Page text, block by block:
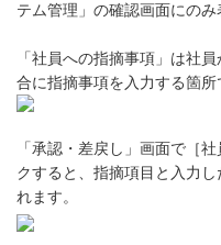
テム管理」の確認画面にのみ
「社員への指摘事項」は社
合に指摘事項を入力する箇所
「承認・差戻し」画面で［
クすると、指摘項目と入力
れます。